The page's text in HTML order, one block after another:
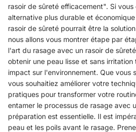
rasoir de sûreté efficacement". Si
alternative plus durable et
rasoir de sûreté pourrait être la
nous allons vous montrer étape par
l'art du rasage avec un rasoir de
obtenir une peau lisse et sans
impact sur l'environnement. Que vous
vous souhaitiez améliorer votre
pratiques pour transformer votre
entamer le processus de rasage avec
préparation est essentielle. Il est
peau et les poils avant le rasage.